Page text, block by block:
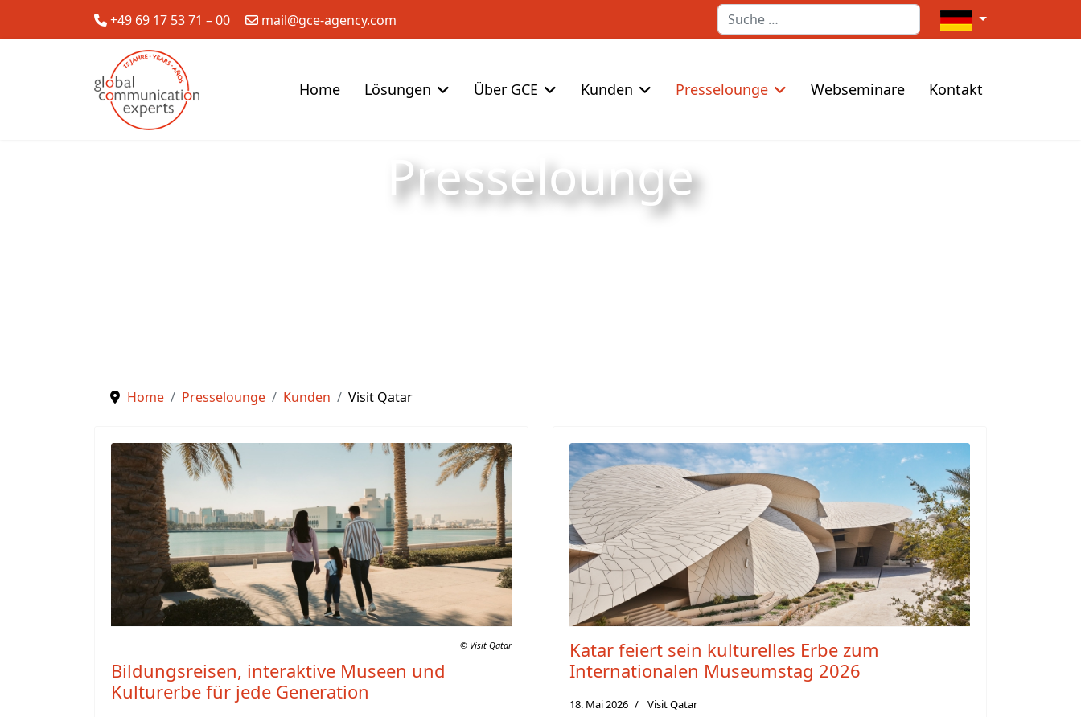
+49 69 17 53 71 – 00 mail@gce-agency.com Suchen Sprache auswählen
Home Lösungen Über GCE Kunden Presselounge Webseminare Kontakt
Presselounge
Home Presselounge Kunden Visit Qatar
© Visit Qatar
Bildungsreisen, interaktive Museen und
Kulturerbe für jede Generation
Katar feiert sein kulturelles Erbe zum
Internationalen Museumstag 2026
18. Mai 2026 Visit Qatar